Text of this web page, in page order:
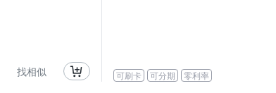
找相似 可刷卡 可分期 零利率